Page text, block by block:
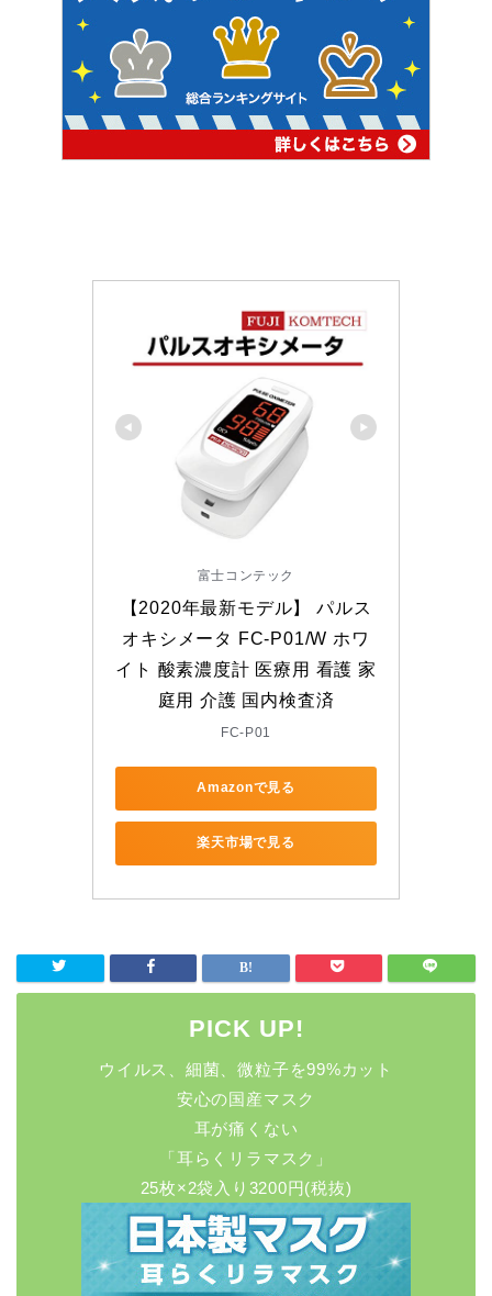
富士コンテック
【2020年最新モデル】 パルス
オキシメータ FC-P01/W ホワ
イト 酸素濃度計 医療用 看護 家
庭用 介護 国内検査済
FC-P01
Amazonで見る
楽天市場で見る
PICK UP!
ウイルス、細菌、微粒子を99%カット
安心の国産マスク
耳が痛くない
「耳らくリラマスク」
25枚×2袋入り3200円(税抜)